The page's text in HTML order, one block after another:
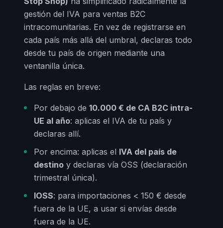
gestión del IVA para ventas B2C
intracomunitarias. En vez de registrarse en
cada país más allá del umbral, declaras todo
desde tu país de origen mediante una
ventanilla única.
Las reglas en breve:
Por debajo de 10.000 € de CA B2C intra-
UE al año: aplicas el IVA de tu país y
declaras allí.
Por encima: aplicas el IVA del país de
destino y declaras vía OSS (declaración
trimestral única).
IOSS: para importaciones < 150 € desde
fuera de la UE, a usar si envías desde
fuera de la UE.